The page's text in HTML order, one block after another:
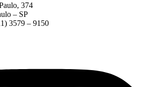
374
– SP
3579 – 9150